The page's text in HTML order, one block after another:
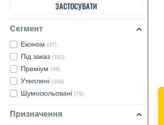
ЗАСТОСУВАТИ
Сегмент
Економ (47)
Під заказ (181)
Преміум (48)
Утеплені (166)
Шумоізольовані (75)
Призначення